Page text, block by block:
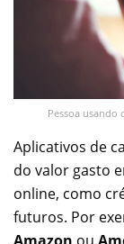
Pessoa usando
Aplicativos de
do valor gasto
online, como
futuros. Por